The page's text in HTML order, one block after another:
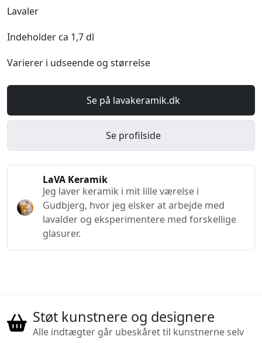
Lavaler
Indeholder ca 1,7 dl
Varierer i udseende og størrelse
Se på lavakeramik.dk
Se profilside
LaVA Keramik
Jeg laver keramik i mit lille værelse i
Gudbjerg, hvor jeg elsker at arbejde med
lavalder og eksperimentere med forskellige
glasurer.
Støt kunstnere og designere
Alle indtægter går ubeskåret til kunstnerne selv